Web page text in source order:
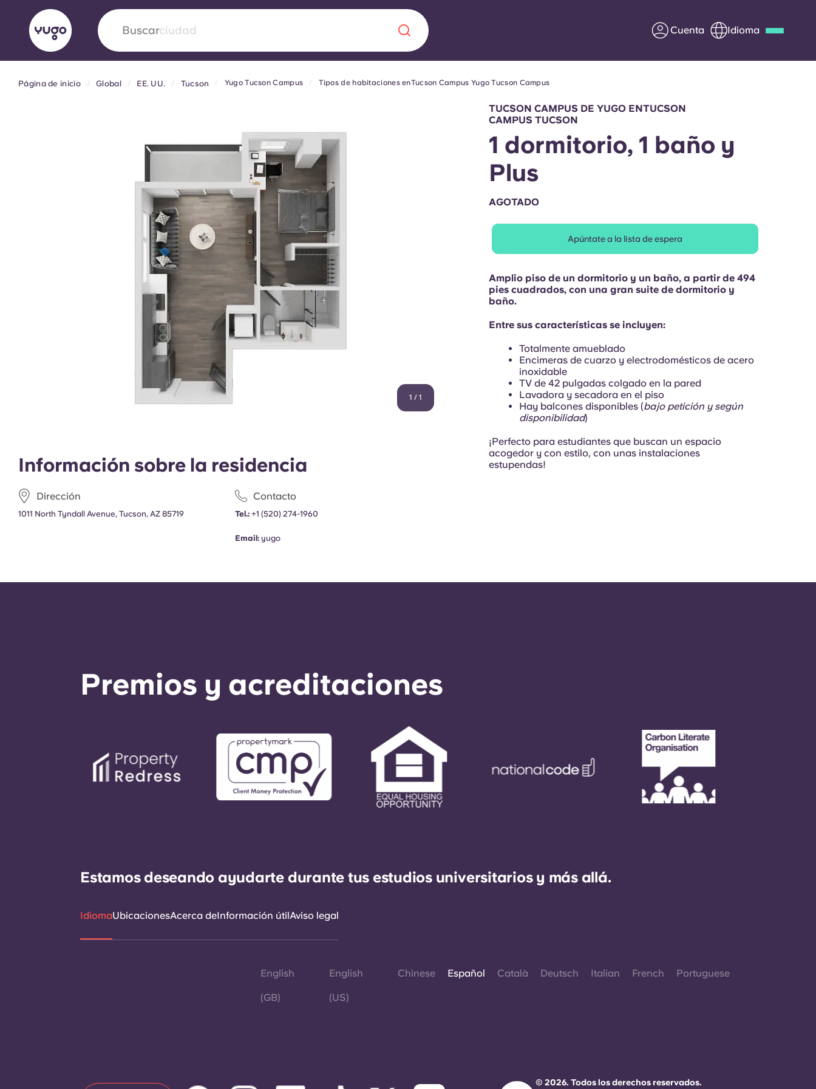
Buscarpaís Cuenta Idioma
Yugo VCARB: Impulsando una nueva era
en el alojamiento para estudiantes
La colaboración pionera Yugocon VCARB impulsa la innovación,
la ambición y momentos inolvidables para los estudiantes.
Quiénes somos
Preguntas frecuentes
padres
Ponte en contacto con
English (GB) English (US) Chinese Català
Página de inicio Global EE. UU. Tucson Yugo Tucson Campus Tipos de habitaciones enTucson Campus Yugo Tucson Campus
1 / 1
Información sobre la residencia
Dirección
1011 North Tyndall Avenue, Tucson, AZ 85719
Contacto
Tel.:+1 (520) 274-1960
Email: yugo
TUCSON CAMPUS DE YUGO ENTUCSON
CAMPUS TUCSON
1 dormitorio, 1 baño y
Plus
AGOTADO
Apúntate a la lista de espera
Amplio piso de un dormitorio y un baño, a partir de 494
pies cuadrados, con una gran suite de dormitorio y
baño.
Entre sus características se incluyen:
Totalmente amueblado
Encimeras de cuarzo y electrodomésticos de acero
inoxidable
TV de 42 pulgadas colgado en la pared
Lavadora y secadora en el piso
Hay balcones disponibles (bajo petición y según
disponibilidad)
¡Perfecto para estudiantes que buscan un espacio
acogedor y con estilo, con unas instalaciones
estupendas!
Premios y acreditaciones
Estamos deseando ayudarte durante tus estudios universitarios y más allá.
IdiomaUbicacionesAcerca deInformación útilAviso legal
English
(GB)
English
(US)
Chinese Español Català Deutsch Italian French Portuguese
© 2026. Todos los derechos reservados.